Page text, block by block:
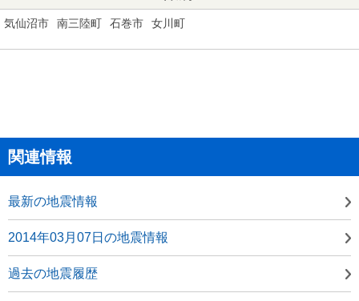
気仙沼市 南三陸町 石巻市 女川町
関連情報
最新の地震情報
2014年03月07日の地震情報
過去の地震履歴